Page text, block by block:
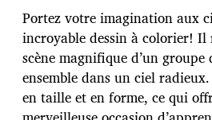
e
d
e
p
u
b
l
Portez votre imagination aux
incroyable dessin à colorier! Il
scène magnifique d’un groupe
ensemble dans un ciel
en taille et en forme, ce qui